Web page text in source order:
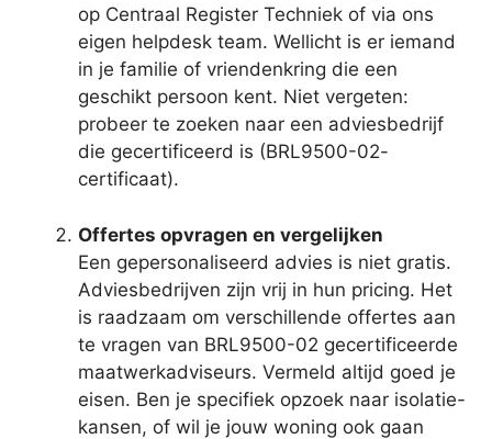
op Centraal Register Techniek of via ons
eigen helpdesk team. Wellicht is er iemand
in je familie of vriendenkring die een
geschikt persoon kent. Niet vergeten:
probeer te zoeken naar een adviesbedrijf
die gecertificeerd is (BRL9500-02-
certificaat).
Offertes opvragen en vergelijken
Een gepersonaliseerd advies is niet gratis.
Adviesbedrijven zijn vrij in hun pricing. Het
is raadzaam om verschillende offertes aan
te vragen van BRL9500-02 gecertificeerde
maatwerkadviseurs. Vermeld altijd goed je
eisen. Ben je specifiek opzoek naar isolatie-
kansen, of wil je jouw woning ook gaan